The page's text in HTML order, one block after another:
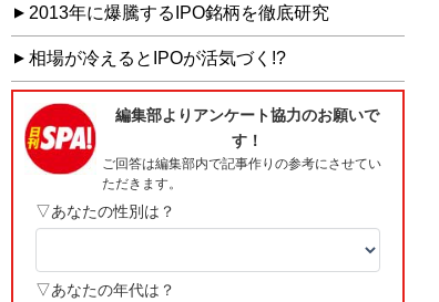
2013年に爆騰するIPO銘柄を徹底研究
相場が冷えるとIPOが活気づく!?